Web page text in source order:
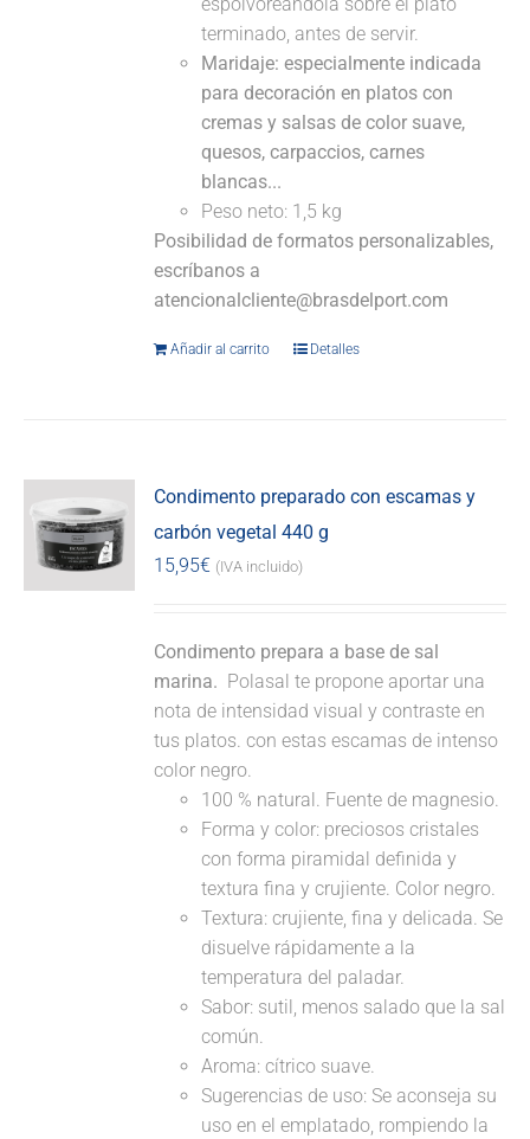
espolvoreándola sobre el plato
terminado, antes de servir.
Maridaje: especialmente indicada
para decoración en platos con
cremas y salsas de color suave,
quesos, carpaccios, carnes
blancas...
Peso neto: 1,5 kg
Posibilidad de formatos personalizables,
escríbanos a
atencionalcliente@brasdelport.com
Añadir al carrito Detalles
Condimento preparado con escamas y
carbón vegetal 440 g
15,95€ (IVA incluido)
Condimento prepara a base de sal
marina. Polasal te propone aportar una
nota de intensidad visual y contraste en
tus platos. con estas escamas de intenso
color negro.
100 % natural. Fuente de magnesio.
Forma y color: preciosos cristales
con forma piramidal definida y
textura fina y crujiente. Color negro.
Textura: crujiente, fina y delicada. Se
disuelve rápidamente a la
temperatura del paladar.
Sabor: sutil, menos salado que la sal
común.
Aroma: cítrico suave.
Sugerencias de uso: Se aconseja su
uso en el emplatado, rompiendo la